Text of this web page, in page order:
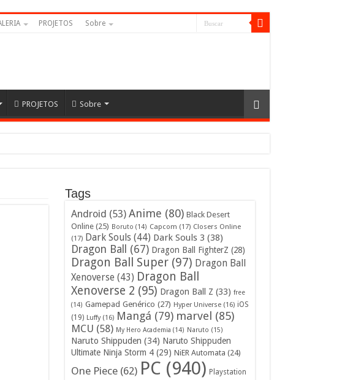
PROJETOS Sobre
PROJETOS Sobre
Tags
Android (53) Anime (80) Black Desert
Online(25) Boruto (14) Capcom (17) Closers Online
(17) Dark Souls(44) Dark Souls 3 (38)
Dragon Ball (67) Dragon Ball FighterZ (28)
Dragon Ball Super(97) Dragon Ball
Xenoverse (43) Dragon Ball
Xenoverse 2 (95) Dragon Ball Z (33) free
(14) Gamepad Genérico (27) Hyper Universe(16) iOS
(19) Luffy(16) Mangá (79) marvel (85)
MCU (58) My Hero Academia (14) Naruto (15)
Naruto Shippuden (34) Naruto Shippuden
Ultimate Ninja Storm 4(29) NiER Automata (24)
One Piece(62) PC (940) Playstation